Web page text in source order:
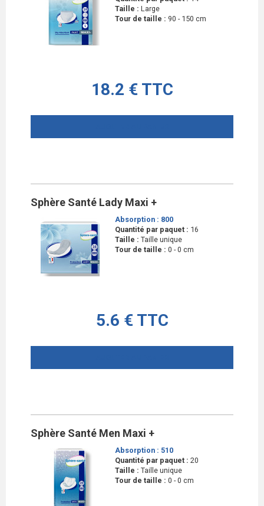
Taille : Large
Tour de taille : 90 - 150 cm
18.2 € TTC
Sphère Santé Lady Maxi +
Absorption : 800
Quantité par paquet : 16
Taille : Taille unique
Tour de taille : 0 - 0 cm
5.6 € TTC
Sphère Santé Men Maxi +
Absorption : 510
Quantité par paquet : 20
Taille : Taille unique
Tour de taille : 0 - 0 cm